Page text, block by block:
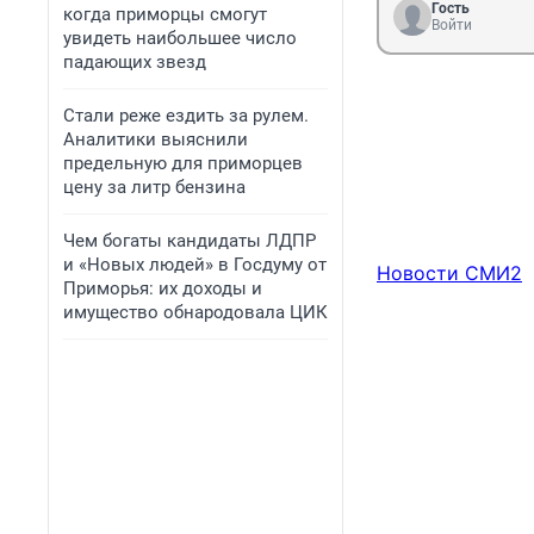
когда приморцы смогут
увидеть наибольшее число
падающих звезд
Стали реже ездить за рулем.
Аналитики выяснили
предельную для приморцев
цену за литр бензина
Чем богаты кандидаты ЛДПР
и «Новых людей» в Госдуму от
Приморья: их доходы и
имущество обнародовала ЦИК
Гость
Войти
Новости СМИ2